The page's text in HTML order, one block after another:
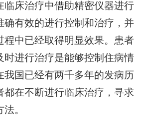
临床治疗中借助精密仪器进行
确有效的进行控制和治疗，并
程中已经取得明显效果。患者
时进行治疗是能够控制住病情
我国已经有两千多年的发病历
都在不断进行临床治疗，寻求
。